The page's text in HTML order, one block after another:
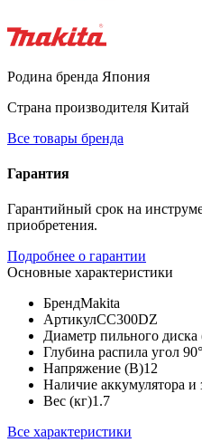
Родина бренда Япония
Страна производителя Китай
Все товары бренда
Гарантия
Гарантийный срок на
приобретения.
Подробнее о гарантии
Основные характеристики
БрендMakita
АртикулCC300DZ
Диаметр пильного
Глубина распила угол
Напряжение (В)12
Наличие аккумулятора и
Вес (кг)1.7
Все характеристики